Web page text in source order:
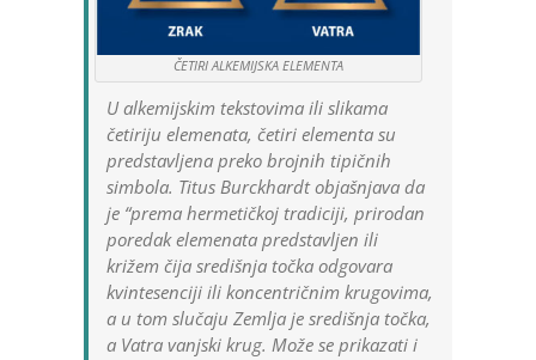
ČETIRI ALKEMIJSKA ELEMENTA
U alkemijskim tekstovima ili slikama
četiriju elemenata, četiri elementa su
predstavljena preko brojnih tipičnih
simbola. Titus Burckhardt objašnjava da
je “prema hermetičkoj tradiciji, prirodan
poredak elemenata predstavljen ili
križem čija središnja točka odgovara
kvintesenciji ili koncentričnim krugovima,
a u tom slučaju Zemlja je središnja točka,
a Vatra vanjski krug. Može se prikazati i